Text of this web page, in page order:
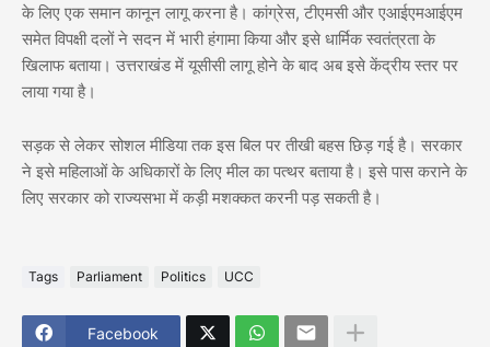
के लिए एक समान कानून लागू करना है। कांग्रेस, टीएमसी और एआईएमआईएम
समेत विपक्षी दलों ने सदन में भारी हंगामा किया और इसे धार्मिक स्वतंत्रता के
खिलाफ बताया। उत्तराखंड में यूसीसी लागू होने के बाद अब इसे केंद्रीय स्तर पर
लाया गया है।
सड़क से लेकर सोशल मीडिया तक इस बिल पर तीखी बहस छिड़ गई है। सरकार
ने इसे महिलाओं के अधिकारों के लिए मील का पत्थर बताया है। इसे पास कराने के
लिए सरकार को राज्यसभा में कड़ी मशक्कत करनी पड़ सकती है।
Tags Parliament Politics UCC
Facebook